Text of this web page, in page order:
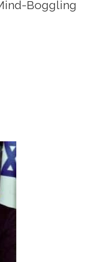
Boggling